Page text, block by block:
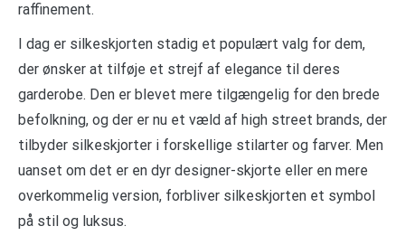
raffinement.
I dag er silkeskjorten stadig et populært valg for dem,
der ønsker at tilføje et strejf af elegance til deres
garderobe. Den er blevet mere tilgængelig for den brede
befolkning, og der er nu et væld af high street brands, der
tilbyder silkeskjorter i forskellige stilarter og farver. Men
uanset om det er en dyr designer-skjorte eller en mere
overkommelig version, forbliver silkeskjorten et symbol
på stil og luksus.